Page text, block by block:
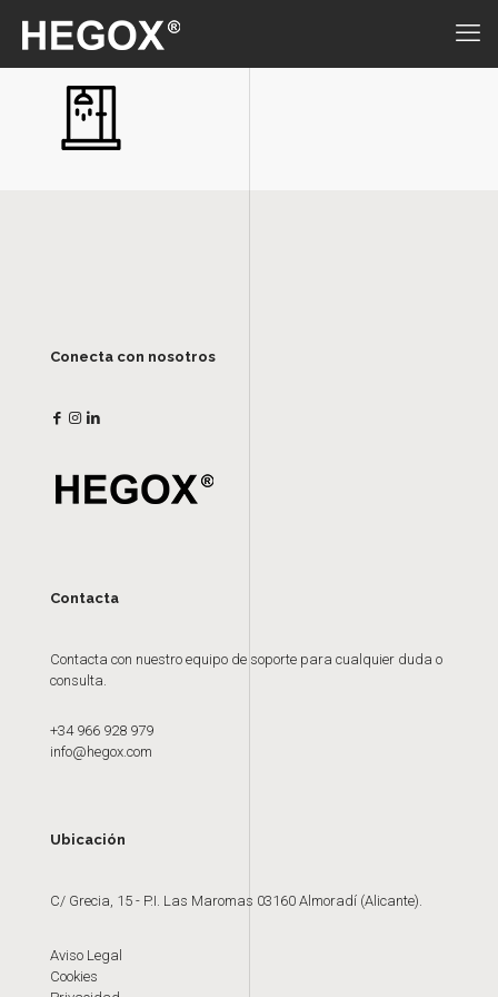
Conecta con nosotros
Contacta
Contacta con nuestro equipo de soporte para cualquier duda o
consulta.
+34 966 928 979
info@hegox.com
Ubicación
C/ Grecia, 15 - P.I. Las Maromas 03160 Almoradí (Alicante).
Aviso Legal
Cookies